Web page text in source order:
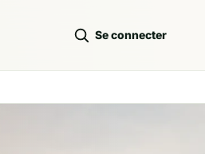
Se connecter